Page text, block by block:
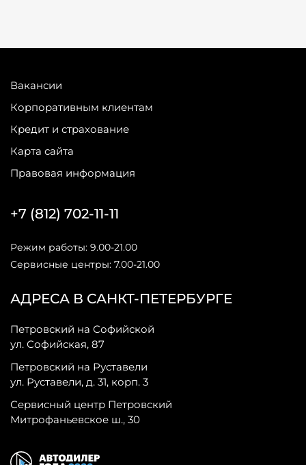
Вакансии
Корпоративным клиентам
Кредит и страхование
Карта сайта
Правовая информация
АДРЕСА В САНКТ-ПЕТЕРБУРГЕ
Петровский на Софийской
ул. Софийская, 87
Петровский на Руставели
ул. Руставели, д. 31, корп. 3
Сервисный центр Петровский
Митрофаньевское ш., 30
+7 (812) 702-11-11
Режим работы: 9.00-21.00
Сервисные центры: 7.00-21.00